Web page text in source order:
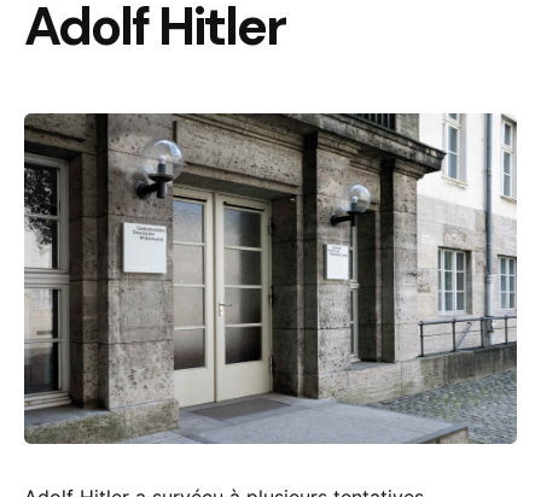
Adolf Hitler
Résistance